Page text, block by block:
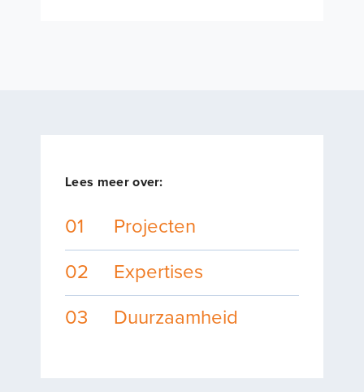
Lees meer over:
01
Projecten
02
Expertises
03
Duurzaamheid